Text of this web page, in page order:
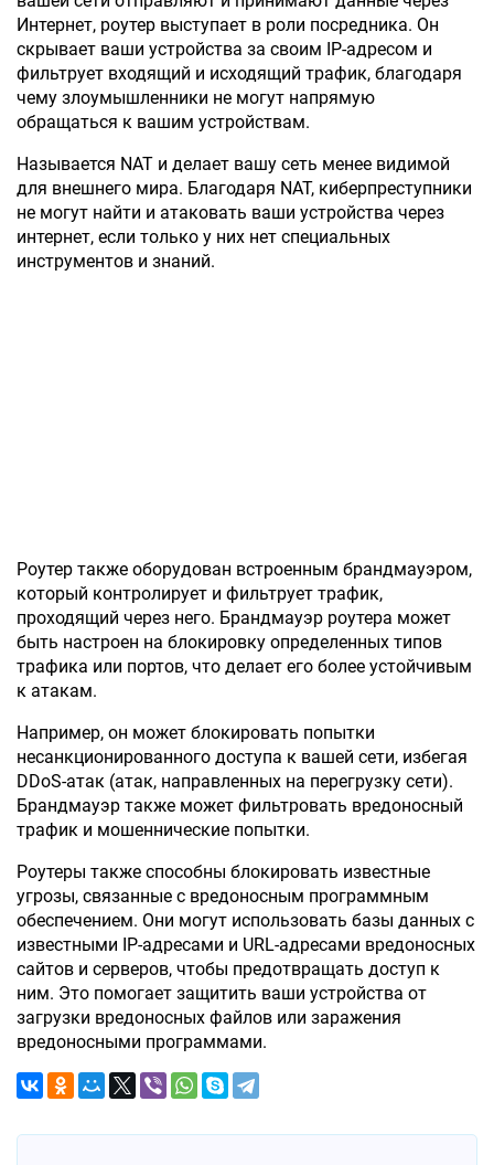
Интернет, роутер выступает в роли посредника. Он
скрывает ваши устройства за своим IP-адресом и
фильтрует входящий и исходящий трафик, благодаря
чему злоумышленники не могут напрямую
обращаться к вашим устройствам.
Называется NAT и делает вашу сеть менее видимой
для внешнего мира. Благодаря NAT, киберпреступники
не могут найти и атаковать ваши устройства через
интернет, если только у них нет специальных
инструментов и знаний.
Роутер также оборудован встроенным брандмауэром,
который контролирует и фильтрует трафик,
проходящий через него. Брандмауэр роутера может
быть настроен на блокировку определенных типов
трафика или портов, что делает его более устойчивым
к атакам.
Например, он может блокировать попытки
несанкционированного доступа к вашей сети, избегая
DDoS-атак (атак, направленных на перегрузку сети).
Брандмауэр также может фильтровать вредоносный
трафик и мошеннические попытки.
Роутеры также способны блокировать известные
угрозы, связанные с вредоносным программным
обеспечением. Они могут использовать базы данных с
известными IP-адресами и URL-адресами вредоносных
сайтов и серверов, чтобы предотвращать доступ к
ним. Это помогает защитить ваши устройства от
загрузки вредоносных файлов или заражения
вредоносными программами.